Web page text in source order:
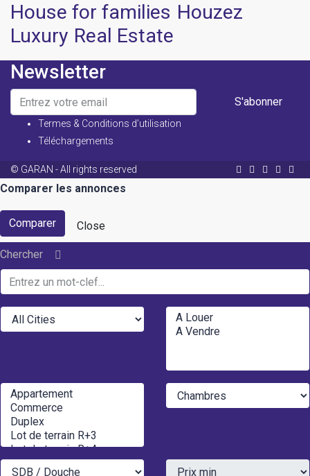
House for families Houzez
Luxury Real Estate
Newsletter
S'abonner
Termes & Conditions d’utilisation
Téléchargements
© GARAN - All rights reserved
Comparer les annonces
Comparer Close
Chercher